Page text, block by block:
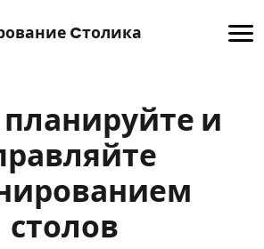
Cтолика
и
столов